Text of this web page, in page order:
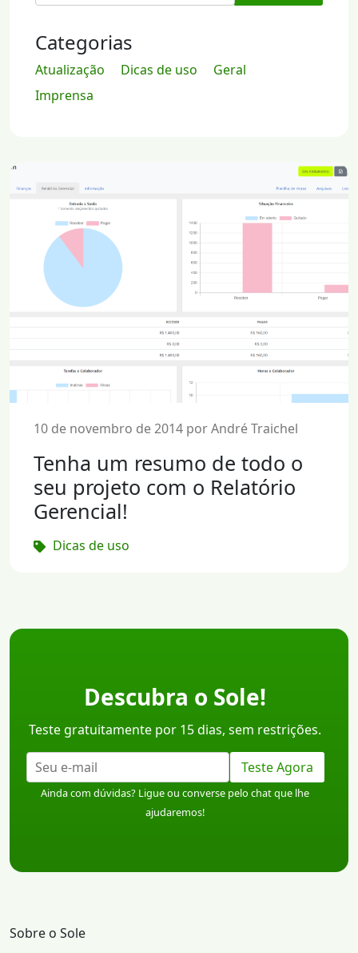
Categorias
Atualização Dicas de uso
Geral
Imprensa
10 de novembro de 2014 por André Traichel
Tenha um resumo de todo o
seu projeto com o Relatório
Gerencial!
Dicas de uso
Descubra o Sole!
Teste gratuitamente por 15 dias, sem restrições.
Teste Agora
Ainda com dúvidas? Ligue ou converse pelo chat que lhe
ajudaremos!
Sobre o Sole